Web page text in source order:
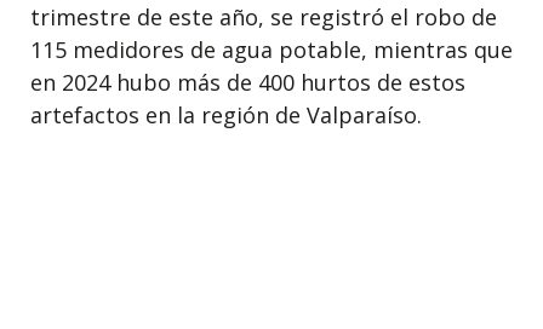
trimestre de este año, se registró el robo de
115 medidores de agua potable, mientras que
en 2024 hubo más de 400 hurtos de estos
artefactos en la región de Valparaíso.